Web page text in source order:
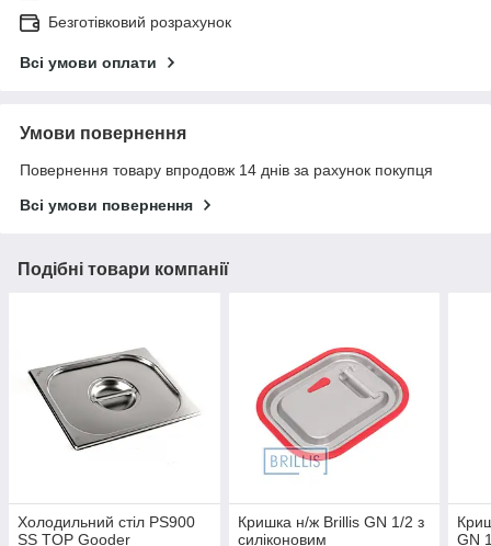
Безготівковий розрахунок
Всі умови оплати
Умови повернення
Повернення товару впродовж 14 днів за рахунок покупця
Всі умови повернення
Подібні товари компанії
Холодильний стіл PS900
SS TOP Gooder
Кришка н/ж Brillis GN 1/2 з
силіконовим
GN